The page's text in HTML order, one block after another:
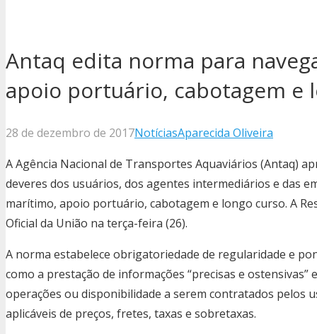
Antaq edita norma para
apoio portuário, cabotagem e
28 de dezembro de 2017NotíciasAparecida Oliveira
A Agência Nacional de Transportes Aquaviários (Antaq)
deveres dos usuários, dos agentes intermediários e das
marítimo, apoio portuário, cabotagem e longo curso. A
Oficial da União na terça-feira (26).
A norma estabelece obrigatoriedade de regularidade e
como a prestação de informações “precisas e
operações ou disponibilidade a serem contratados pelos
aplicáveis de preços, fretes, taxas e sobretaxas.